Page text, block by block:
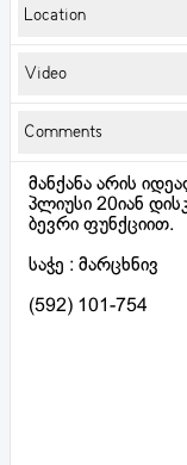
Location
Video
Comments
მანქანა არის
პლიუსი 20იან
ბევრი ფუნქციით.
საჭე : მარცხნივ
(592) 101-754